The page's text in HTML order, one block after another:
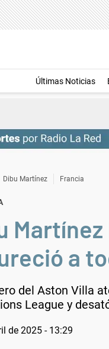
Últimas Noticias
Dibu Martínez Francia
a
del Aston Villa
League y
de 2025 - 13:29